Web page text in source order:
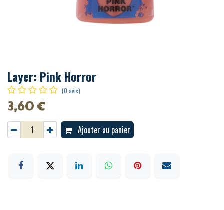
Layer: Pink Horror
(0 avis)
3,60€
Ajouter au panier